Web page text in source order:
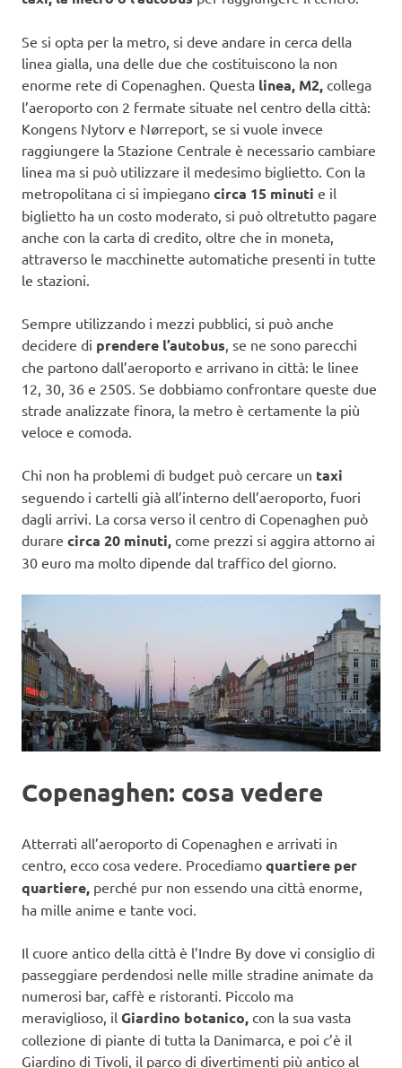
Se si opta per la metro, si deve andare in cerca della
linea gialla, una delle due che costituiscono la non
enorme rete di Copenaghen. Questa linea, M2, collega
l’aeroporto con 2 fermate situate nel centro della città:
Kongens Nytorv e Nørreport, se si vuole invece
raggiungere la Stazione Centrale è necessario cambiare
linea ma si può utilizzare il medesimo biglietto. Con la
metropolitana ci si impiegano circa 15 minuti e il
biglietto ha un costo moderato, si può oltretutto pagare
anche con la carta di credito, oltre che in moneta,
attraverso le macchinette automatiche presenti in tutte
le stazioni.
Sempre utilizzando i mezzi pubblici, si può anche
decidere di prendere l’autobus, se ne sono parecchi
che partono dall’aeroporto e arrivano in città: le linee
12, 30, 36 e 250S. Se dobbiamo confrontare queste due
strade analizzate finora, la metro è certamente la più
veloce e comoda.
Chi non ha problemi di budget può cercare un taxi
seguendo i cartelli già all’interno dell’aeroporto, fuori
dagli arrivi. La corsa verso il centro di Copenaghen può
durare circa 20 minuti, come prezzi si aggira attorno ai
30 euro ma molto dipende dal traffico del giorno.
Copenaghen: cosa vedere
Atterrati all’aeroporto di Copenaghen e arrivati in
centro, ecco cosa vedere. Procediamo quartiere per
quartiere, perché pur non essendo una città enorme,
ha mille anime e tante voci.
Il cuore antico della città è l’Indre By dove vi consiglio di
passeggiare perdendosi nelle mille stradine animate da
numerosi bar, caffè e ristoranti. Piccolo ma
meraviglioso, il Giardino botanico, con la sua vasta
collezione di piante di tutta la Danimarca, e poi c’è il
Giardino di Tivoli, il parco di divertimenti più antico al